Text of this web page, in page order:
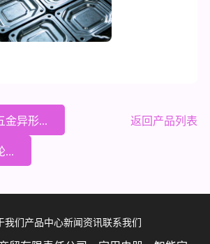
金异形... 返回产品列表
...
我们 产品中心新闻资讯联系我们